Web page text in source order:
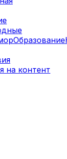
Образование
на контент